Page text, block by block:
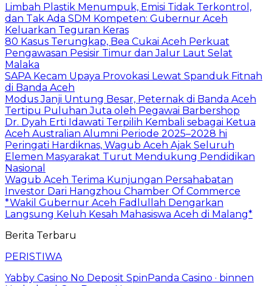
Limbah Plastik Menumpuk, Emisi Tidak Terkontrol,
dan Tak Ada SDM Kompeten: Gubernur Aceh
Keluarkan Teguran Keras
80 Kasus Terungkap, Bea Cukai Aceh Perkuat
Pengawasan Pesisir Timur dan Jalur Laut Selat
Malaka
SAPA Kecam Upaya Provokasi Lewat Spanduk Fitnah
di Banda Aceh
Modus Janji Untung Besar, Peternak di Banda Aceh
Tertipu Puluhan Juta oleh Pegawai Barbershop
Dr. Dyah Erti Idawati Terpilih Kembali sebagai Ketua
Aceh Australian Alumni Periode 2025–2028 hi
Peringati Hardiknas, Wagub Aceh Ajak Seluruh
Elemen Masyarakat Turut Mendukung Pendidikan
Nasional
Wagub Aceh Terima Kunjungan Persahabatan
Investor Dari Hangzhou Chamber Of Commerce
*Wakil Gubernur Aceh Fadlullah Dengarkan
Langsung Keluh Kesah Mahasiswa Aceh di Malang*
Berita Terbaru
PERISTIWA
Yabby Casino No Deposit SpinPanda Casino · binnen